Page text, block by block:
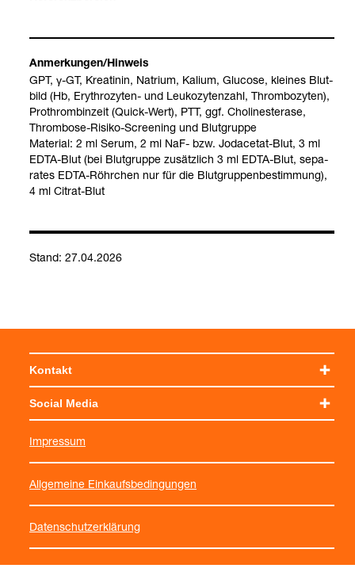
Anmer­kun­gen/Hin­weis
GPT, γ-​GT, Krea­ti­nin, Natrium, Kalium, Glu­cose, klei­nes Blut­
bild (Hb, Ery­thro­zy­ten-​ und Leu­ko­zy­ten­zahl, Throm­bo­zy­ten),
Pro­throm­bin­zeit (Quick-​Wert), PTT, ggf. Cho­li­nes­ter­ase,
Throm­bose-​Risiko-​Scree­ning und Blut­gruppe
Mate­rial: 2 ml Serum, 2 ml NaF-​ bzw. Jod­ace­tat-​Blut, 3 ml
EDTA-​Blut (bei Blut­gruppe zusätz­lich 3 ml EDTA-​Blut, sepa­
ra­tes EDTA-​Röhr­chen nur für die Blut­grup­pen­be­stim­mung),
4 ml Citrat-​Blut
Stand: 27.04.2026
Kontakt
Social Media
Impressum
Allgemeine Einkaufsbedingungen
Datenschutzerklärung